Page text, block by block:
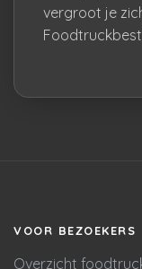
vergroot je
VOOR BEZOEKERS
Overzicht